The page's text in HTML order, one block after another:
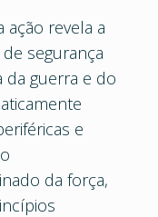
revela a
segurança
da guerra e do
e
da força,